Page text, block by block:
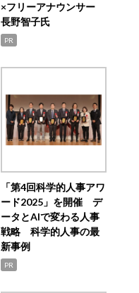
×フリーアナウンサー
長野智子氏
PR
「第4回科学的人事アワ
ード2025」を開催 デ
ータとAIで変わる人事
戦略 科学的人事の最
新事例
PR